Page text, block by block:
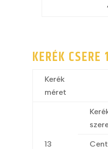
KERÉK CSERE
Kerék
méret
13